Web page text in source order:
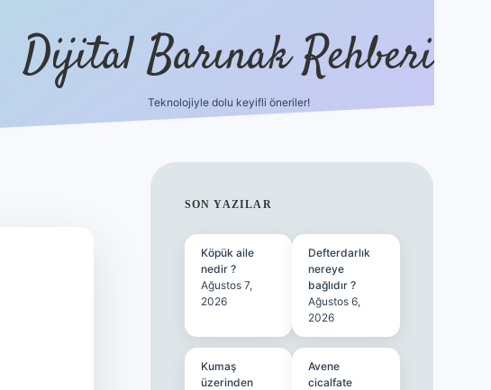
Dijital Barınak Rehberi
Teknolojiyle dolu keyifli öneriler!
SIDEBAR
SON YAZILAR
Köpük aile
nedir ?
Ağustos 7,
2026
Defterdarlık
nereye
bağlıdır ?
Ağustos 6,
2026
Kumaş
üzerinden
Avene
cicalfate
hiltonbet güncel